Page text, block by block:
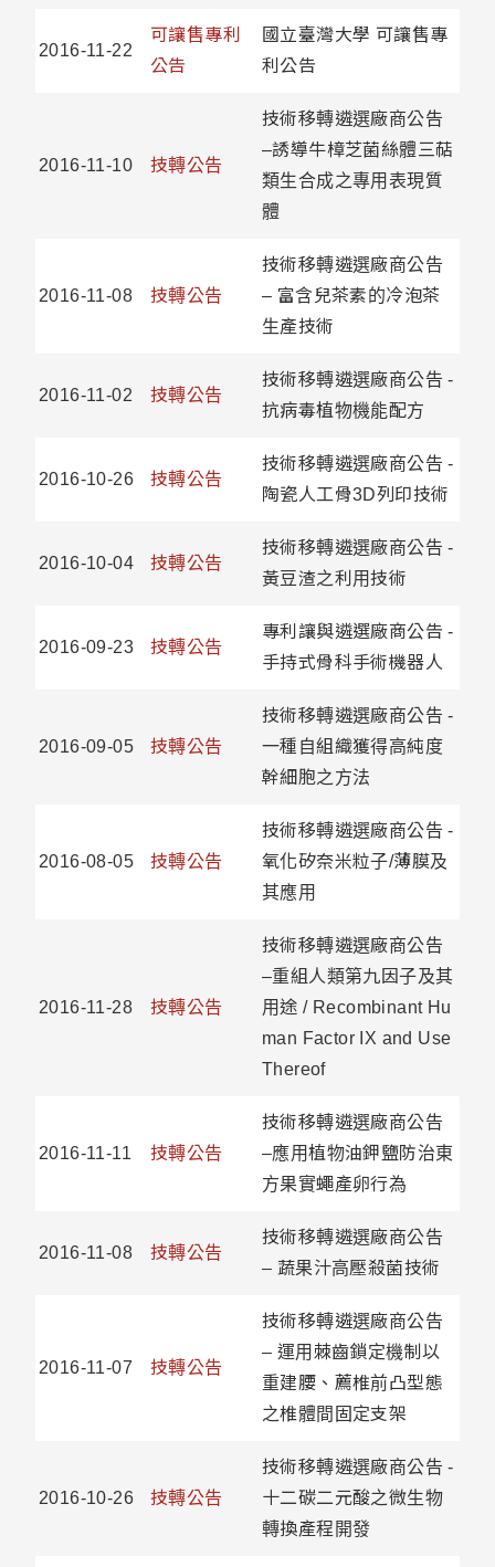
2016-11-22
可讓售專利
公告
國立臺灣大學 可讓售專
利公告
2016-11-10 技轉公告
技術移轉遴選廠商公告
–誘導牛樟芝菌絲體三萜
類生合成之專用表現質
體
2016-11-08 技轉公告
技術移轉遴選廠商公告
– 富含兒茶素的冷泡茶
生產技術
2016-11-02 技轉公告
技術移轉遴選廠商公告 -
抗病毒植物機能配方
2016-10-26 技轉公告
技術移轉遴選廠商公告 -
陶瓷人工骨3D列印技術
2016-10-04 技轉公告
技術移轉遴選廠商公告 -
黃豆渣之利用技術
2016-09-23 技轉公告
專利讓與遴選廠商公告 -
手持式骨科手術機器人
2016-09-05 技轉公告
技術移轉遴選廠商公告 -
一種自組織獲得高純度
幹細胞之方法
2016-08-05 技轉公告
技術移轉遴選廠商公告 -
氧化矽奈米粒子/薄膜及
其應用
2016-11-28 技轉公告
技術移轉遴選廠商公告
–重組人類第九因子及其
用途 / Recombinant Hu
man Factor IX and Use
Thereof
2016-11-11 技轉公告
技術移轉遴選廠商公告
–應用植物油鉀鹽防治東
方果實蠅產卵行為
2016-11-08 技轉公告
技術移轉遴選廠商公告
– 蔬果汁高壓殺菌技術
2016-11-07 技轉公告
技術移轉遴選廠商公告
– 運用棘齒鎖定機制以
重建腰、薦椎前凸型態
之椎體間固定支架
2016-10-26 技轉公告
技術移轉遴選廠商公告 -
十二碳二元酸之微生物
轉換產程開發